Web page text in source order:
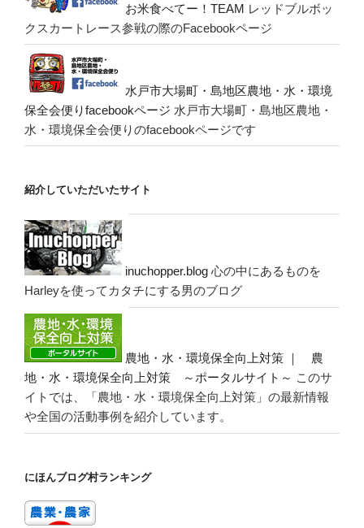
お米食べてー！TEAM レッドブルボッ
クスカートレース参戦の際のFacebookページ
水戸市大場町・島地区農地・水・環境
保全会便りfacebookページ 水戸市大場町・島地区農地・
水・環境保全会便りのfacebookページです
紹介していただいたサイト
inuchopper.blog 心の中にあるものを
Harleyを使ってカタチにする男のブログ
農地・水・環境保全向上対策 ｜ 農
地・水・環境保全向上対策 ～ポータルサイト～ このサ
イトでは、「農地・水・環境保全向上対策」の最新情報
や全国の活動事例を紹介しています。
にほんブログ村ランキング